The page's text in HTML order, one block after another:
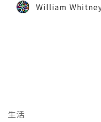
William
生活